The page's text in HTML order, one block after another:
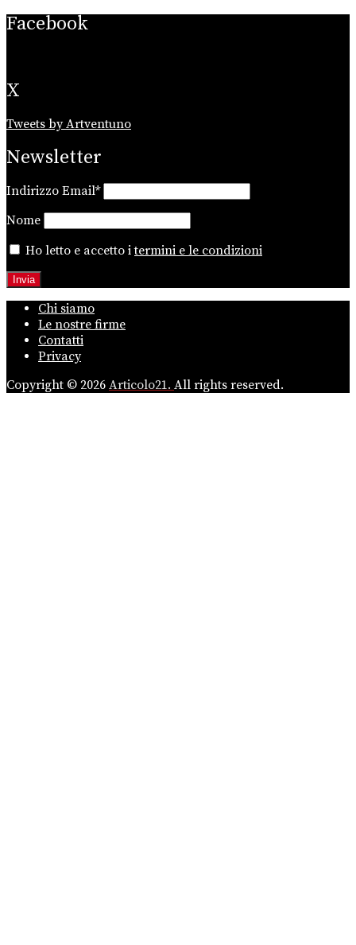
Facebook
X
Tweets by Artventuno
Newsletter
Indirizzo Email*
Nome
Ho letto e accetto itermini e le condizioni
Chi siamo
Le nostre firme
Contatti
Privacy
Copyright © 2026 Articolo21. All rights reserved.